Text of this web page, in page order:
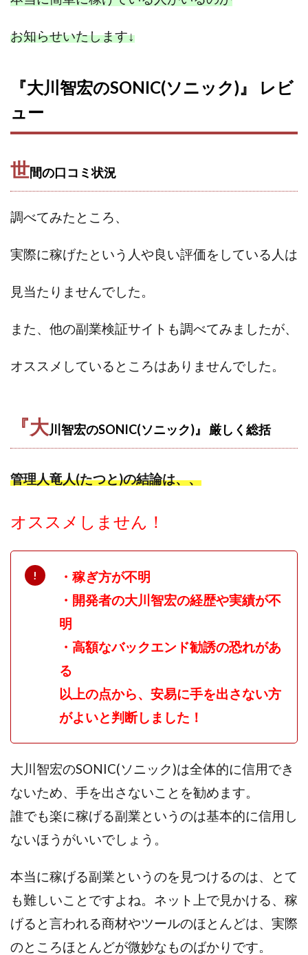
お知らせいたします↓
『大川智宏のSONIC(ソニック)』 レビ
ュー
世間の口コミ状況
調べてみたところ、
実際に稼げたという人や良い評価をしている人は
見当たりませんでした。
また、他の副業検証サイトも調べてみましたが、
オススメしているところはありませんでした。
『大川智宏のSONIC(ソニック)』 厳しく 総括
管理人竜人(たつと)の結論は、、
オススメしません！
・稼ぎ方が不明
・開発者の大川智宏の経歴や実績が不
明
・高額なバックエンド勧誘の恐れがあ
る
以上の点から、安易に手を出さない方
がよいと判断しました！
大川智宏のSONIC(ソニック)は全体的に信用でき
ないため、手を出さないことを勧めます。
誰でも楽に稼げる副業というのは基本的に信用し
ないほうがいいでしょう。
本当に稼げる副業というのを見つけるのは、とて
も難しいことですよね。 ネット上で見かける、稼
げると言われる商材やツールのほとんどは、実際
のところほとんどが微妙なものばかりです。